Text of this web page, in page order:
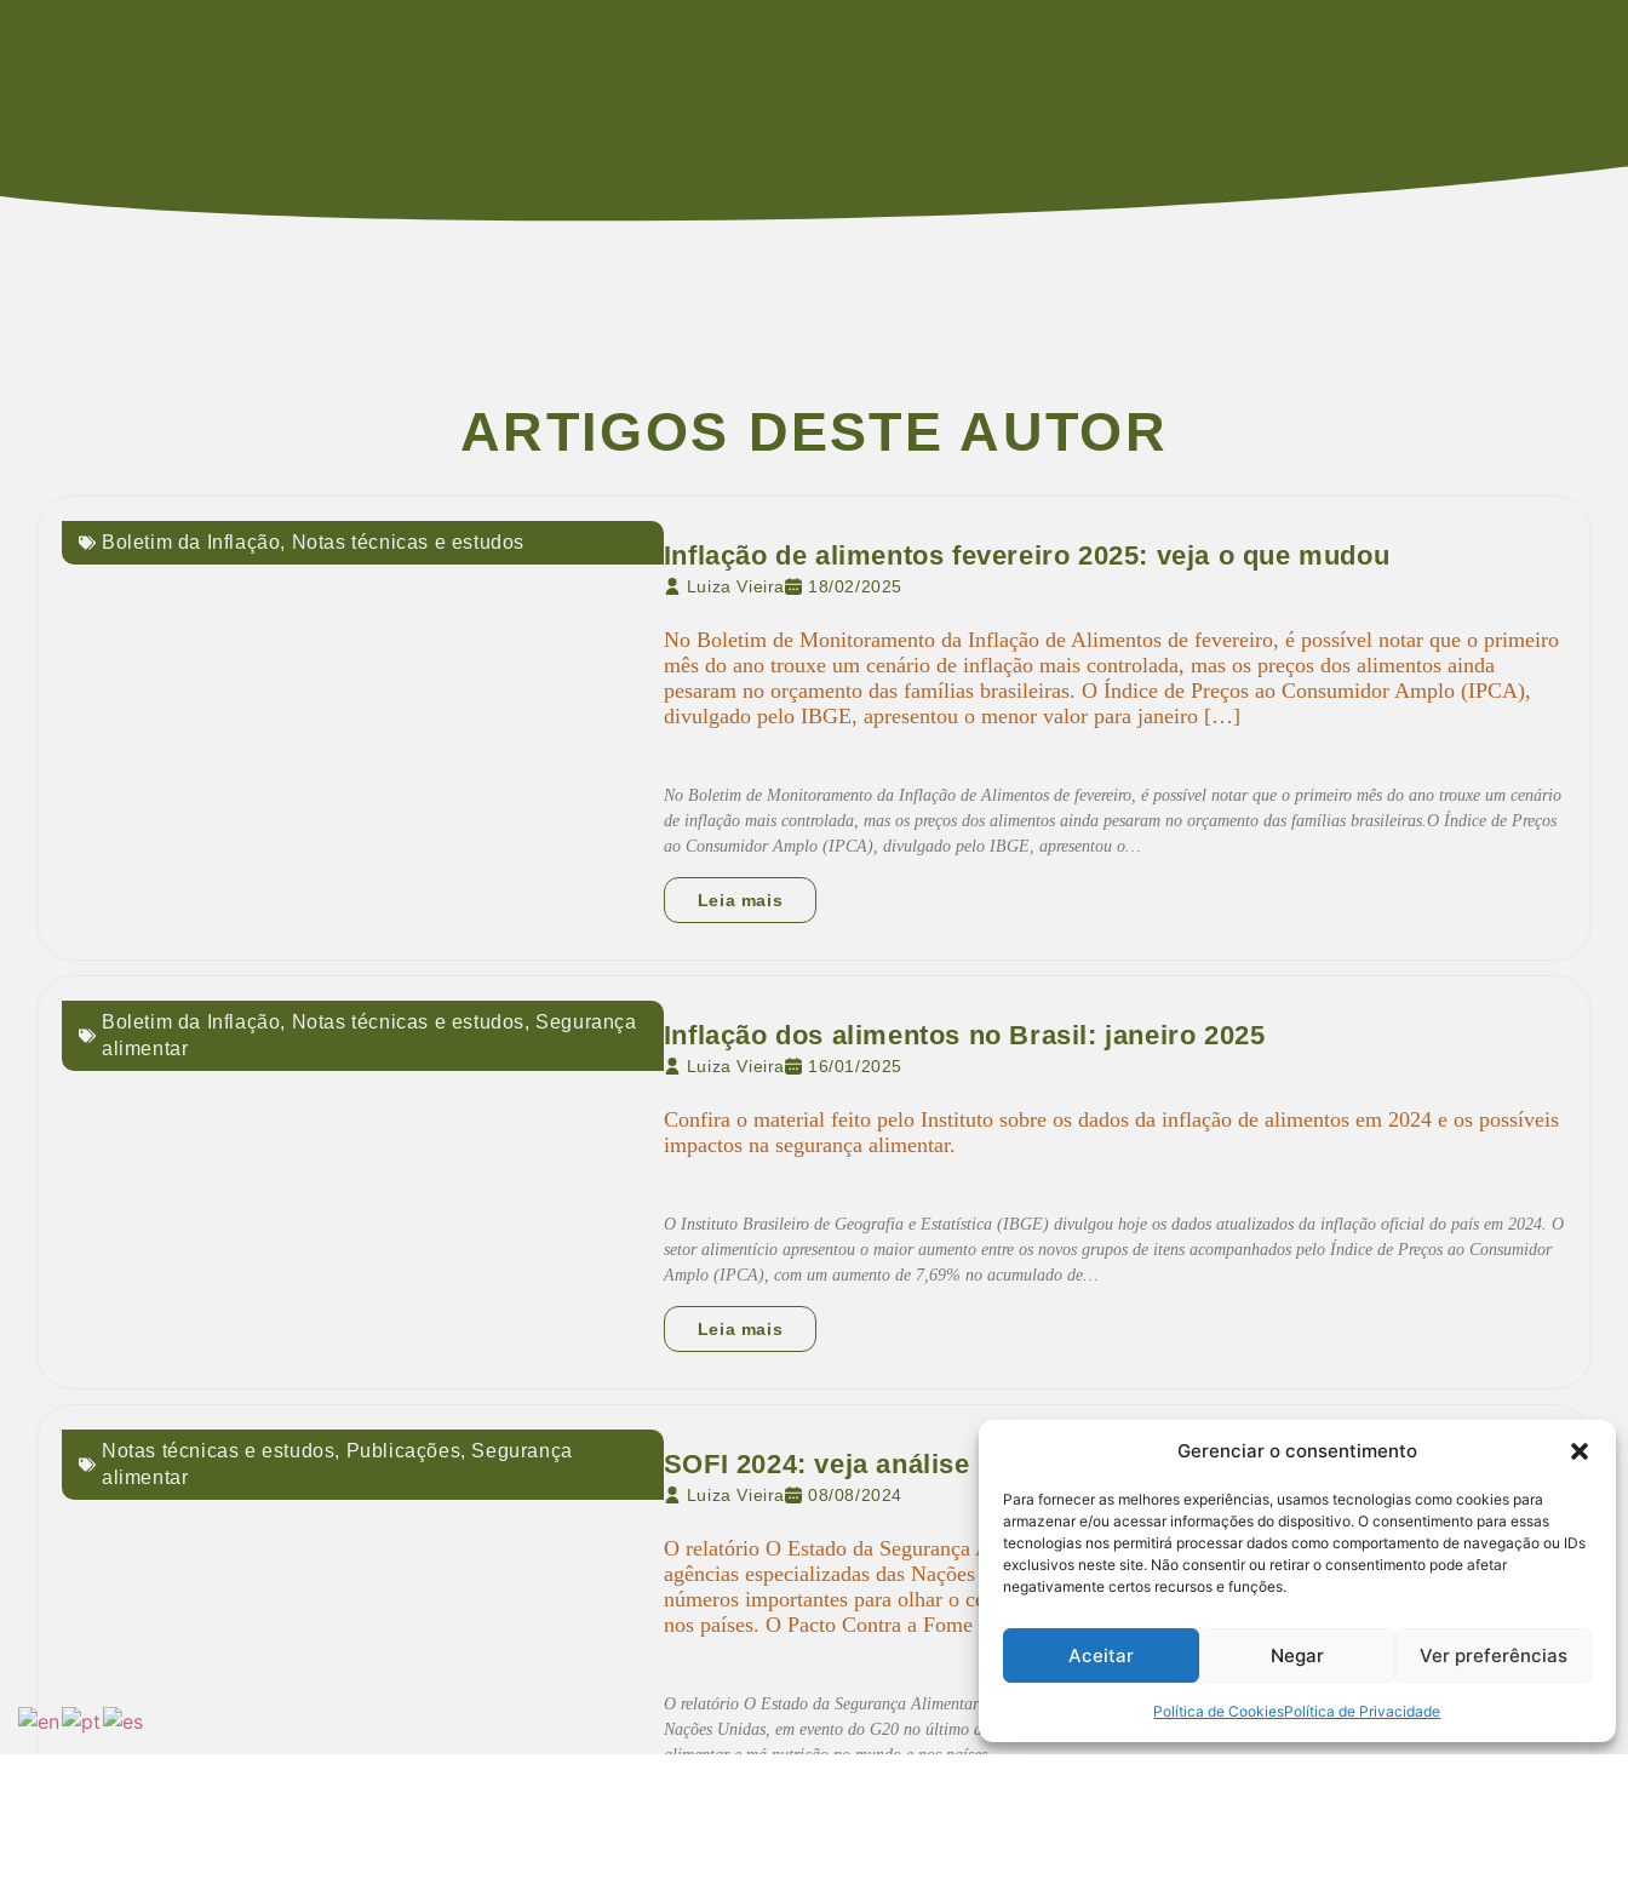
Gerenciar o consentimento
Para fornecer as melhores experiências, usamos tecnologias como cookies para
armazenar e/ou acessar informações do dispositivo. O consentimento para essas
tecnologias nos permitirá processar dados como comportamento de navegação ou IDs
exclusivos neste site. Não consentir ou retirar o consentimento pode afetar
negativamente certos recursos e funções.
Aceitar Negar Ver preferências
Política de CookiesPolítica de Privacidade
ARTIGOS DESTE AUTOR
Boletim da Inflação, Notas técnicas e estudos Inflação de alimentos fevereiro 2025: veja o que mudou
Luiza Vieira 18/02/2025
No Boletim de Monitoramento da Inflação de Alimentos de fevereiro, é possível notar que o primeiro
mês do ano trouxe um cenário de inflação mais controlada, mas os preços dos alimentos ainda
pesaram no orçamento das famílias brasileiras. O Índice de Preços ao Consumidor Amplo (IPCA),
divulgado pelo IBGE, apresentou o menor valor para janeiro […]
No Boletim de Monitoramento da Inflação de Alimentos de fevereiro, é possível notar que o primeiro mês do ano trouxe um cenário
de inflação mais controlada, mas os preços dos alimentos ainda pesaram no orçamento das famílias brasileiras.O Índice de Preços
ao Consumidor Amplo (IPCA), divulgado pelo IBGE, apresentou o…
Leia mais
Boletim da Inflação, Notas técnicas e estudos, Segurança
alimentar
Inflação dos alimentos no Brasil: janeiro 2025
Luiza Vieira 16/01/2025
Confira o material feito pelo Instituto sobre os dados da inflação de alimentos em 2024 e os possíveis
impactos na segurança alimentar.
O Instituto Brasileiro de Geografia e Estatística (IBGE) divulgou hoje os dados atualizados da inflação oficial do país em 2024. O
setor alimentício apresentou o maior aumento entre os novos grupos de itens acompanhados pelo Índice de Preços ao Consumidor
Amplo (IPCA), com um aumento de 7,69% no acumulado de…
Leia mais
Notas técnicas e estudos, Publicações, Segurança
alimentar
SOFI 2024: veja análise do Pacto Contra a Fome
Luiza Vieira 08/08/2024
O relatório O Estado da Segurança Alimentar e da Nutrição no Mundo (SOFI), divulgado por cinco
agências especializadas das Nações Unidas, em evento do G20 no último dia 25 de julho, traz
números importantes para olhar o cenário da fome, insegurança alimentar e má nutrição no mundo e
nos países. O Pacto Contra a Fome […]
O relatório O Estado da Segurança Alimentar e da Nutrição no Mundo (SOFI), divulgado por cinco agências especializadas das
Nações Unidas, em evento do G20 no último dia 25 de julho, traz números importantes para olhar o cenário da fome, insegurança
alimentar e má nutrição no mundo e nos países.…